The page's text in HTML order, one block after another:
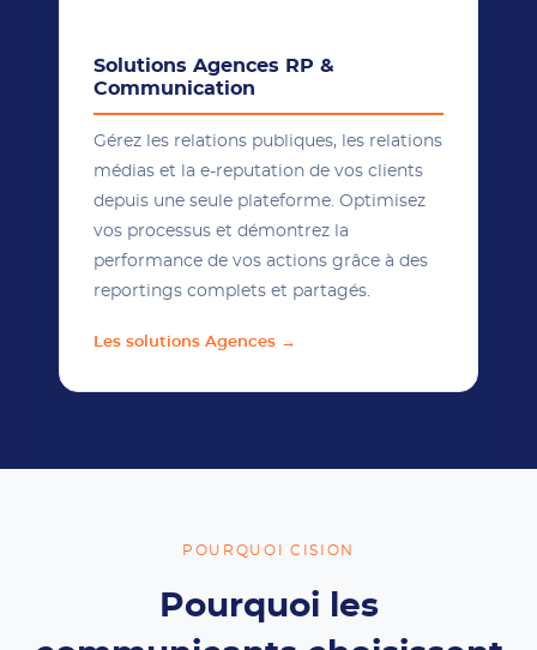
Solutions Agences RP &
Communication
Gérez les relations publiques, les relations
médias et la e-reputation de vos clients
depuis une seule plateforme. Optimisez
vos processus et démontrez la
performance de vos actions grâce à des
reportings complets et partagés.
Les solutions Agences →
POURQUOI CISION
Pourquoi les